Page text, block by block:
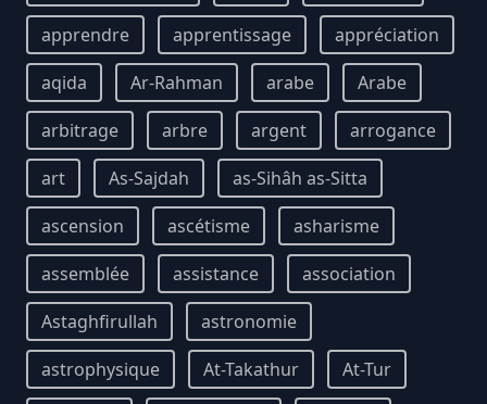
apprendre
apprentissage
appréciation
aqida
Ar-Rahman arabe
Arabe
arbitrage
arbre argent
arrogance
art
As-Sajdah
as-Sihâh as-Sitta
ascension
ascétisme
asharisme
assemblée
assistance
association
Astaghfirullah
astronomie
astrophysique
At-Takathur
At-Tur